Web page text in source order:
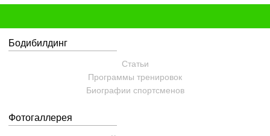
Бодибилдинг
Статьи
Программы тренировок
Биографии спортсменов
Фотогаллерея